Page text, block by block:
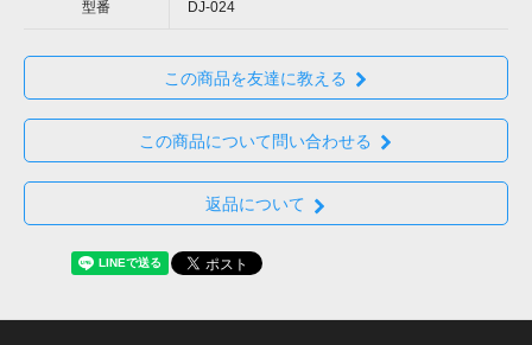
型番 DJ-024
この商品を友達に教える
この商品について問い合わせる
返品について